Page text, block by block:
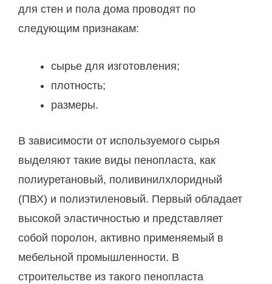
для стен и пола дома проводят по
следующим признакам:
сырье для изготовления;
плотность;
размеры.
В зависимости от используемого сырья
выделяют такие виды пенопласта, как
полиуретановый, поливинилхлоридный
(ПВХ) и полиэтиленовый. Первый обладает
высокой эластичностью и представляет
собой поролон, активно применяемый в
мебельной промышленности. В
строительстве из такого пенопласта